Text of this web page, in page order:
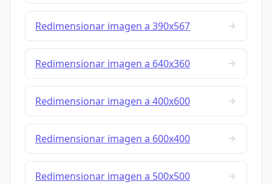
Redimensionar imagen a 390x567
Redimensionar imagen a 640x360
Redimensionar imagen a 400x600
Redimensionar imagen a 600x400
Redimensionar imagen a 500x500